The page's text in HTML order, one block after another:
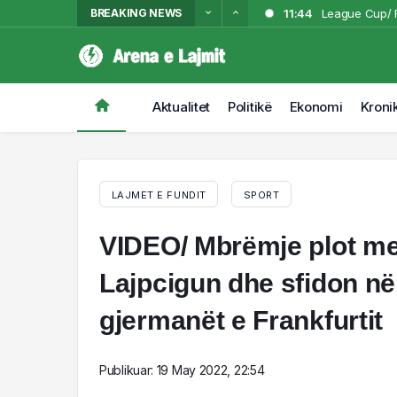
BREAKING NEWS 11:44
League Cup/
Aktualitet Politikë Ekonomi
LAJMET E FUNDIT SPORT
VIDEO/ Mbrëmje plot
Lajpcigun dhe sfidon
gjermanët e Frankfurtit
Publikuar: 19 May 2022, 22:54